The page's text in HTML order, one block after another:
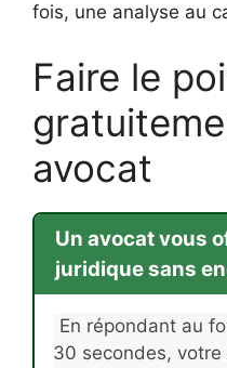
fois, une analyse au
Faire le
avocat
Un avocat vous
juridique sans
En répondant au
30 secondes, votre